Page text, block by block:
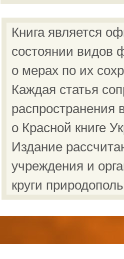
Книга является
состоянии видов
о мерах по их
Каждая статья
о Красной книге
Издание
учреждения и
круги